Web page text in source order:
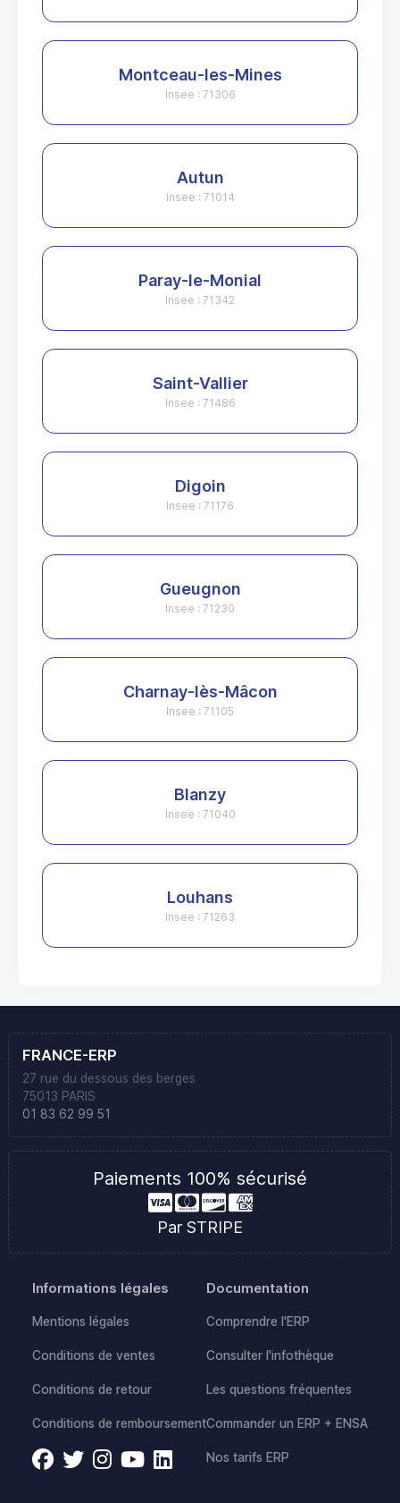
Montceau-les-Mines
Insee : 71306
Autun
Insee : 71014
Paray-le-Monial
Insee : 71342
Saint-Vallier
Insee : 71486
Digoin
Insee : 71176
Gueugnon
Insee : 71230
Charnay-lès-Mâcon
Insee : 71105
Blanzy
Insee : 71040
Louhans
Insee : 71263
FRANCE-ERP
27 rue du dessous des berges
75013 PARIS
01 83 62 99 51
Paiements 100% sécurisé
Par STRIPE
Informations légales
Mentions légales
Conditions de ventes
Conditions de retour
Conditions de remboursement
Documentation
Comprendre l'ERP
Consulter l'infothèque
Les questions fréquentes
Commander un ERP + ENSA
Nos tarifs ERP